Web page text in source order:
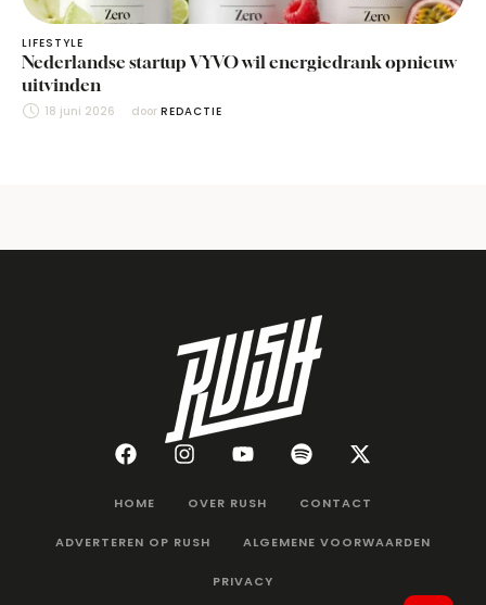
LIFESTYLE
Nederlandse startup VYVO wil energiedrank opnieuw
uitvinden
18 juni 2026 door REDACTIE
HOME OVER RUSH CONTACT
ADVERTEREN OP RUSH ALGEMENE VOORWAARDEN
PRIVACY